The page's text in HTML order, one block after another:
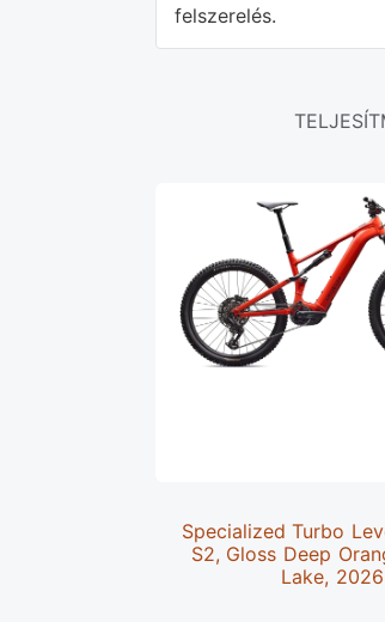
felszerelés.
Specialized Turbo
S2, Gloss Deep
Lake, 2026